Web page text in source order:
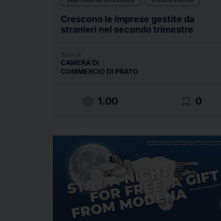
Crescono le imprese gestite da
stranieri nel secondo trimestre
Source
CAMERA DI
COMMERCIO DI PRATO
target 1.00 bookmark_border 0